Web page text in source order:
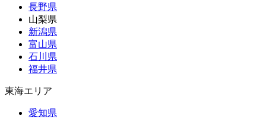
長野県
山梨県
新潟県
富山県
石川県
福井県
東海エリア
愛知県